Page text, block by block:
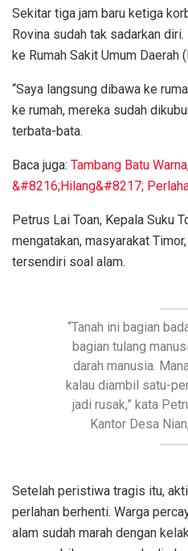
Sekitar tiga jam baru ketiga
Rovina sudah tak sadarkan
ke Rumah Sakit Umum Daerah
“Saya langsung dibawa ke
ke rumah, mereka sudah
terbata-bata.
Baca juga: Tambang Batu
&#8216;Hilang&#8217;
Petrus Lai Toan, Kepala Suku
mengatakan, masyarakat
tersendiri soal alam.
“Tanah ini bagian
bagian tulang
darah manusia.
kalau diambil satu-
jadi rusak,” kata
Kantor Desa
Setelah peristiwa tragis itu,
perlahan berhenti. Warga
alam sudah marah dengan